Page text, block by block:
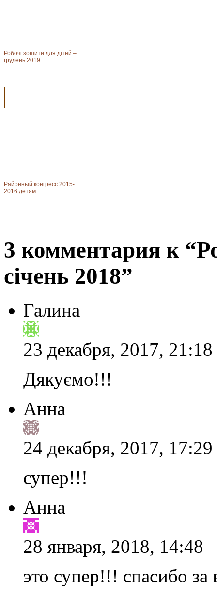
Робочі зошити для дітей –
грудень 2019
Районный конгресс 2015-
2016 детям
3 комментария к
січень 2018”
Галина
23 декабря, 2017, 21:18
Дякуємо!!!
Анна
24 декабря, 2017, 17:29
супер!!!
Анна
28 января, 2018, 14:48
это супер!!! спасибо за